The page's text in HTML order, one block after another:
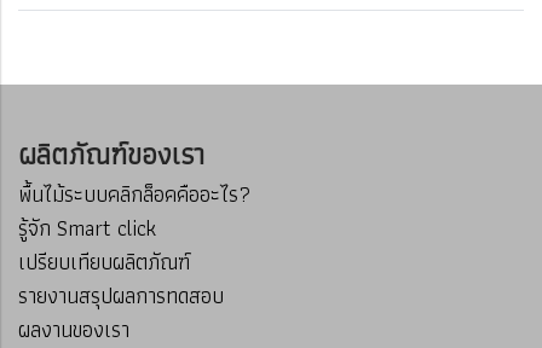
ผลิตภัณฑ์ของเรา
พื้นไม้ระบบคลิกล็อคคืออะไร?
รู้จัก Smart click
เปรียบเทียบผลิตภัณฑ์
รายงานสรุปผลการทดสอบ
ผลงานของเรา